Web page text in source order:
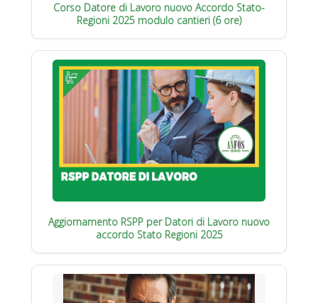
Corso Datore di Lavoro nuovo Accordo Stato-
Regioni 2025 modulo cantieri (6 ore)
Aggiornamento RSPP per Datori di Lavoro nuovo
accordo Stato Regioni 2025